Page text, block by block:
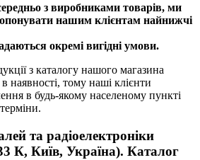
з виробниками товарів, ми
нашим клієнтам найнижчі
окремі вигідні умови.
з каталогу нашого магазина
наявності, тому наші клієнти
в будь-якому населеному пункті
та радіоелектроніки
К, Київ, Україна). Каталог